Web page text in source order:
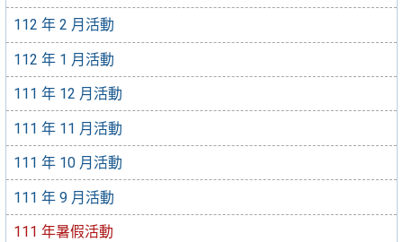
112 年 2 月活動
112 年 1 月活動
111 年 12 月活動
111 年 11 月活動
111 年 10 月活動
111 年 9 月活動
111 年暑假活動